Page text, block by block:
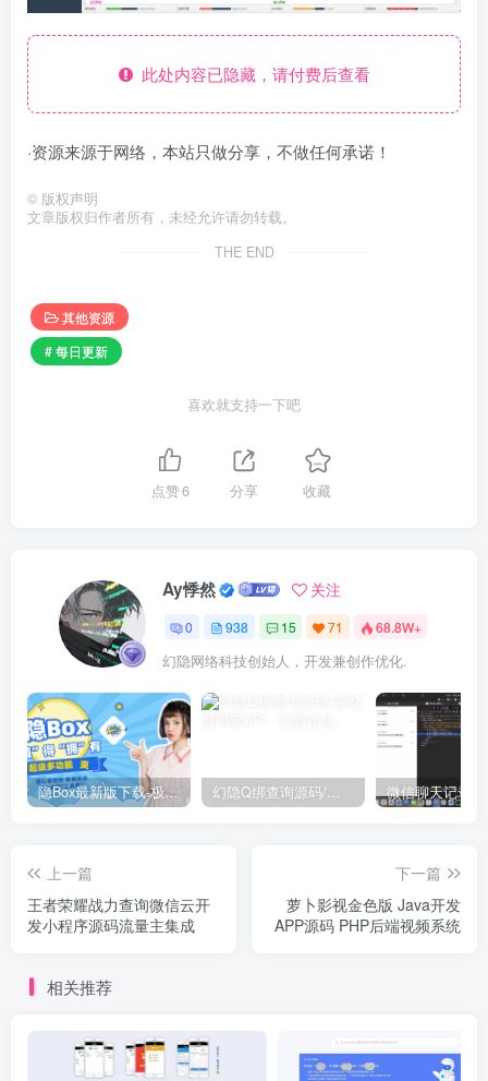
此处内容已隐藏，请付费后查看
·资源来源于网络，本站只做分享，不做任何承诺！
© 版权声明
文章版权归作者所有，未经允许请勿转载。
THE END
其他资源
# 每日更新
喜欢就支持一下吧
点赞6 分享 收藏
Ay悸然 关注
0 938 15 71 68.8W+
幻隐网络科技创始人，开发兼创作优化.
隐Box最新版下载-极致模式
上一篇
王者荣耀战力查询微信云开
发小程序源码流量主集成
下一篇
萝卜影视金色版 Java开发
APP源码 PHP后端视频系统
相关推荐